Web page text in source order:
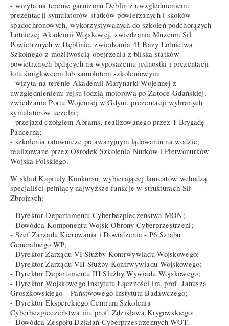
- wizyta na terenie garnizonu Dęblin z uwzględnieniem:
prezentacji symulatorów statków powierzanych i skoków
spadochronowych, wykorzystywanych do szkoleń podchorążych
Lotniczej Akademii Wojskowej, zwiedzania Muzeum Sił
Powietrznych w Dęblinie, zwiedzania 41 Bazy Lotnictwa
Szkolnego z możliwością obejrzenia z bliska statków
powietrznych będących na wyposażeniu jednostki i prezentacji
lotu śmigłowcem lub samolotem szkoleniowym;
- wizyta na terenie Akademii Marynarki Wojennej z
uwzględnieniem: rejsu łodzią motorową po Zatoce Gdańskiej,
zwiedzania Portu Wojennej w Gdyni, prezentacji wybranych
symulatorów uczelni;
- przejazd czołgiem Abrams, realizowanego przez 1 Brygadę
Pancerną;
- szkolenia ratownicze po awaryjnym lądowaniu na wodzie,
realizowane przez Ośrodek Szkolenia Nurków i Płetwonurków
Wojska Polskiego.
W skład Kapituły Konkursu, wybierającej laureatów wchodzą
specjaliści pełniący najwyższe funkcje w strukturach Sił
Zbrojnych:
- Dyrektor Departamentu Cyberbezpieczeństwa MON;
- Dowódca Komponentu Wojsk Obrony Cyberprzestrzeni;
- Szef Zarządu Kierowania i Dowodzenia - P6 Sztabu
Generalnego WP;
- Dyrektor Zarządu VI Służby Kontrwywiadu Wojskowego;
- Dyrektor Zarządu VII Służby Kontrwywiadu Wojskowego;
- Dyrektor Departamentu III Służby Wywiadu Wojskowego;
- Dyrektor Wojskowego Instytutu Łączności im. prof. Janusza
Groszkowskiego – Państwowego Instytutu Badawczego;
- Dyrektor Eksperckiego Centrum Szkolenia
Cyberbezpieczeństwa im. prof. Zdzisława Krygowskiego;
- Dowódca Zespołu Działań Cyberprzestrzennych WOT.